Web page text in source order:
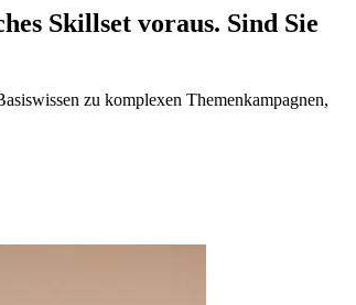
Skillset voraus. Sind Sie
zu komplexen Themenkampagnen,